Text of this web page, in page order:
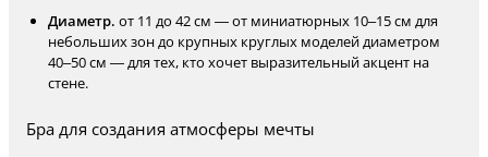
Диаметр. от 11 до 42 см — от миниатюрных 10–15 см для
небольших зон до крупных круглых моделей диаметром
40–50 см — для тех, кто хочет выразительный акцент на
стене.
Бра для создания атмосферы мечты